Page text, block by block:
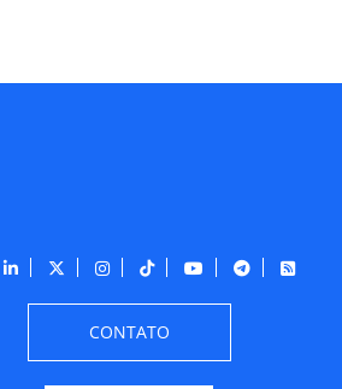
CONTATO